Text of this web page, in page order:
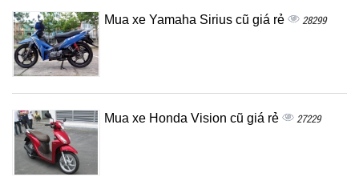
Mua xe Yamaha Sirius cũ giá rẻ 28299
Mua xe Honda Vision cũ giá rẻ 27229